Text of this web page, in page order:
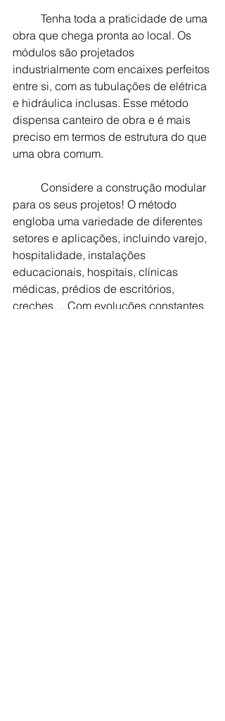
Tenha toda a praticidade de uma
obra que chega pronta ao local. Os
módulos são projetados
industrialmente com encaixes perfeitos
entre si, com as tubulações de elétrica
e hidráulica inclusas. Esse método
dispensa canteiro de obra e é mais
preciso em termos de estrutura do que
uma obra comum.
Considere a construção modular
para os seus projetos! O método
engloba uma variedade de diferentes
setores e aplicações, incluindo varejo,
hospitalidade, instalações
educacionais, hospitais, clínicas
médicas, prédios de escritórios,
creches… Com evoluções constantes